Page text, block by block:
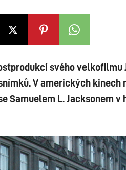
svého velkofilmu
V amerických kinech
Samuelem L. Jacksonem